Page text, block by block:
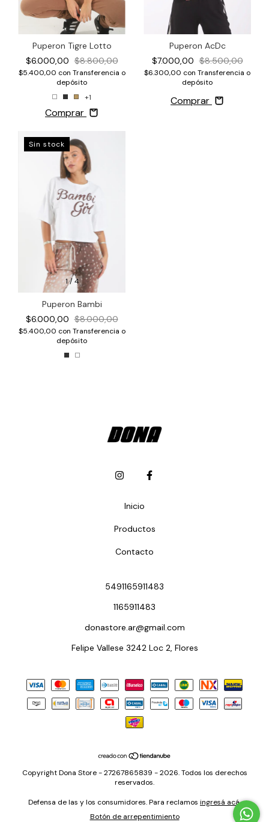
Puperon Tigre Lotto
$6.000,00 $8.800,00
$5.400,00 con Transferencia o
depósito
+1
Comprar
Puperon AcDc
$7.000,00 $8.500,00
$6.300,00 con Transferencia o
depósito
Comprar
1/4
Sin stock
Puperon Bambi
$6.000,00 $8.000,00
$5.400,00 con Transferencia o
depósito
Inicio
Productos
Contacto
5491165911483
1165911483
donastore.ar@gmail.com
Felipe Vallese 3242 Loc 2, Flores
Copyright Dona Store - 27267865839 - 2026. Todos los derechos
reservados.
Defensa de las y los consumidores. Para reclamos ingresá acá.
Botón de arrepentimiento